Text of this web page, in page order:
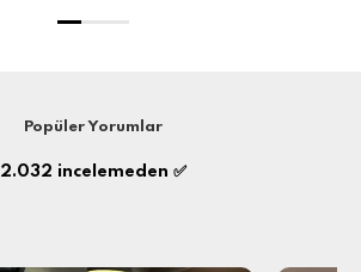
Popüler Yorumlar
2.032 incelemeden ✅